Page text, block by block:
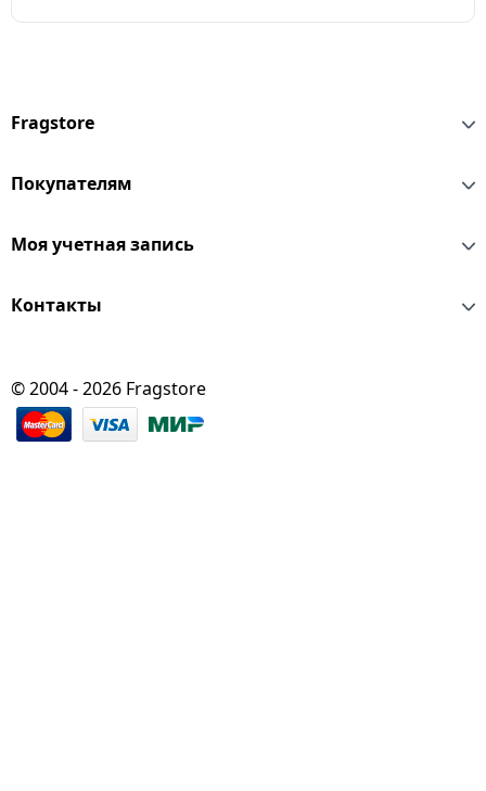
Fragstore
Покупателям
Моя учетная запись
Контакты
© 2004 - 2026 Fragstore